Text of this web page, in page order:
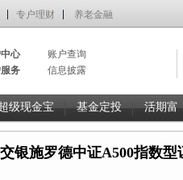
专户理财 养老金融
心
账户查询
务
信息披露
级现金宝 基金定投 活期富
交银施罗德中证A500指数